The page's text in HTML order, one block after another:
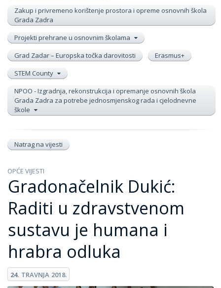
Zakup i privremeno korištenje prostora i opreme osnovnih škola
Grada Zadra
Projekti prehrane u osnovnim školama
Grad Zadar – Europska točka darovitosti
Erasmus+
STEM County
NPOO - Izgradnja, rekonstrukcija i opremanje osnovnih škola
Grada Zadra za potrebe jednosmjenskog rada i cjelodnevne
škole
Natrag na vijesti
OPĆE VIJESTI
Gradonačelnik Dukić:
Raditi u zdravstvenom
sustavu je humana i
hrabra odluka
24. TRAVNJA 2018.